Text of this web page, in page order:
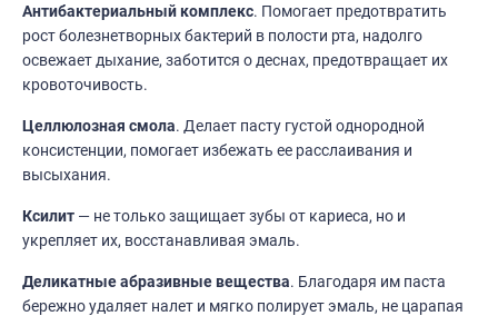
Антибактериальный комплекс. Помогает предотвратить
рост болезнетворных бактерий в полости рта, надолго
освежает дыхание, заботится о деснах, предотвращает их
кровоточивость.
Целлюлозная смола. Делает пасту густой однородной
консистенции, помогает избежать ее расслаивания и
высыхания.
Ксилит — не только защищает зубы от кариеса, но и
укрепляет их, восстанавливая эмаль.
Деликатные абразивные вещества. Благодаря им паста
бережно удаляет налет и мягко полирует эмаль, не царапая